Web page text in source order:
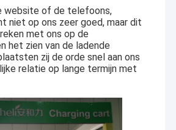
website of de telefoons,
niet op ons zeer goed, maar dit
met ons op de
het zien van de ladende
zij de orde snel aan ons
relatie op lange termijn met